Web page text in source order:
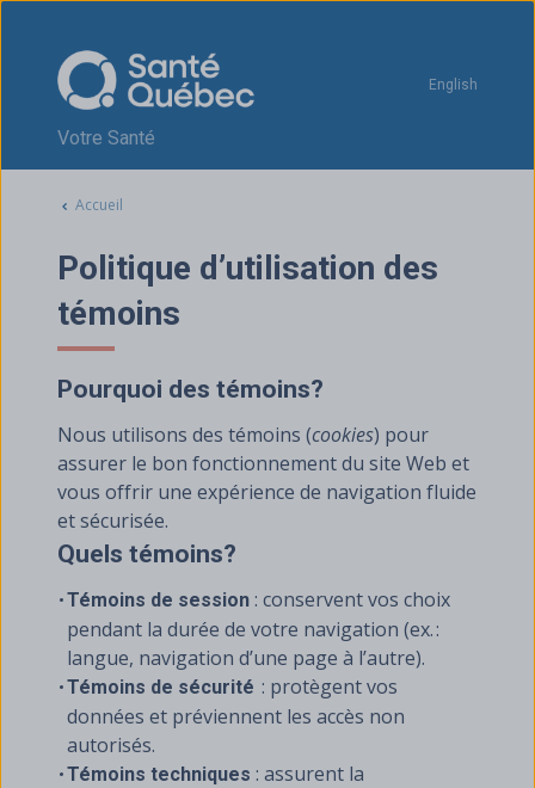
Passer au contenu
English
Votre Santé
Accueil
Politique d’utilisation des
témoins
Pourquoi des témoins?
Nous utilisons des témoins (cookies) pour
assurer le bon fonctionnement du site Web et
vous offrir une expérience de navigation fluide
et sécurisée.
Quels témoins?
Témoins de session : conservent vos choix
pendant la durée de votre navigation (ex. :
langue, navigation d’une page à l’autre).
Témoins de sécurité : protègent vos
données et préviennent les accès non
autorisés.
Témoins techniques : assurent la